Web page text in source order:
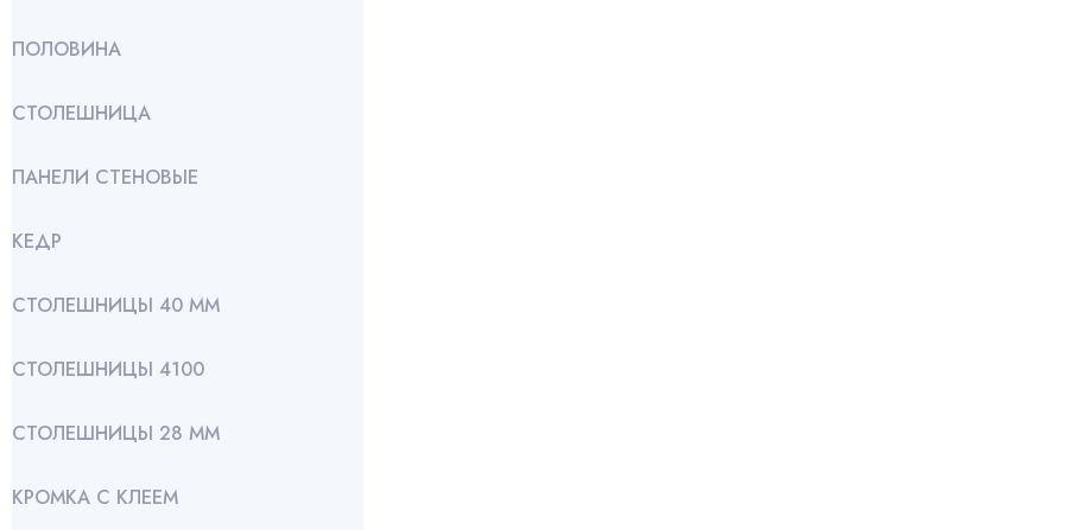
ПОЛОВИНА
СТОЛЕШНИЦА
ПАНЕЛИ СТЕНОВЫЕ
КЕДР
СТОЛЕШНИЦЫ 40 ММ
СТОЛЕШНИЦЫ 4100
СТОЛЕШНИЦЫ 28 ММ
КРОМКА С КЛЕЕМ